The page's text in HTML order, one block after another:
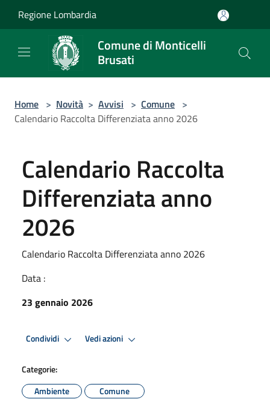
Regione Lombardia
Comune di Monticelli
Brusati
Home > Novità > Avvisi > Comune >
Calendario Raccolta Differenziata anno 2026
Calendario Raccolta
Differenziata anno
2026
Calendario Raccolta Differenziata anno 2026
Data :
23 gennaio 2026
Condividi Vedi azioni
Categorie:
Ambiente
Comune